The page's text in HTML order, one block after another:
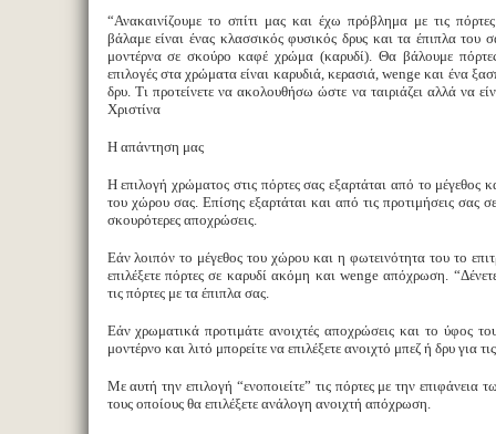
“Ανακαινίζουμε το σπίτι μας και έχω πρόβλημα με τις
βάλαμε είναι ένας κλασσικός φυσικός δρυς και τα έπιπλα του
μοντέρνα σε σκούρο καφέ χρώμα (καρυδί). Θα βάλουμε
επιλογές στα χρώματα είναι καρυδιά, κερασιά, wenge και ένα
δρυ. Τι προτείνετε να ακολουθήσω ώστε να ταιριάζει αλλά να
Χριστίνα
Η απάντηση μας
Η επιλογή χρώματος στις πόρτες σας εξαρτάται από το μέγεθος
του χώρου σας. Επίσης εξαρτάται και από τις προτιμήσεις σας
σκουρότερες αποχρώσεις.
Εάν λοιπόν το μέγεθος του χώρου και η φωτεινότητα του το
επιλέξετε πόρτες σε καρυδί ακόμη και wenge απόχρωση.
τις πόρτες με τα έπιπλα σας.
Εάν χρωματικά προτιμάτε ανοιχτές αποχρώσεις και το ύφος
μοντέρνο και λιτό μπορείτε να επιλέξετε ανοιχτό μπεζ ή δρυ για
Με αυτή την επιλογή “ενοποιείτε” τις πόρτες με την επιφάνεια
τους οποίους θα επιλέξετε ανάλογη ανοιχτή απόχρωση.